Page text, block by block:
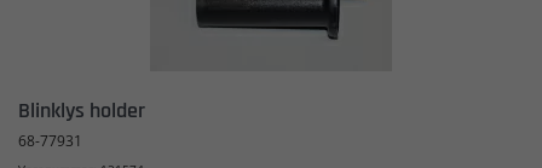
Blinklys holder
68-77931